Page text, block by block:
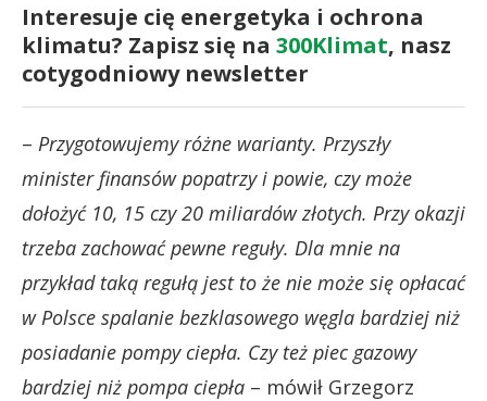
Interesuje cię energetyka i ochrona
klimatu? Zapisz się na 300Klimat, nasz
cotygodniowy newsletter
– Przygotowujemy różne warianty. Przyszły
minister finansów popatrzy i powie, czy może
dołożyć 10, 15 czy 20 miliardów złotych. Przy okazji
trzeba zachować pewne reguły. Dla mnie na
przykład taką regułą jest to że nie może się opłacać
w Polsce spalanie bezklasowego węgla bardziej niż
posiadanie pompy ciepła. Czy też piec gazowy
bardziej niż pompa ciepła – mówił Grzegorz